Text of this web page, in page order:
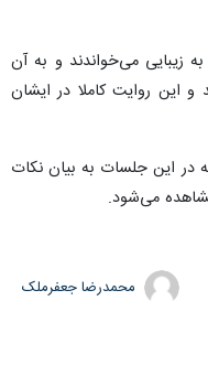
زیبایی می‌خواندند و به آن
این روایت کاملا در ایشان
در این جلسات به بیان نکات
مشاهده می‌شود.
محمدرضا جعفرملک